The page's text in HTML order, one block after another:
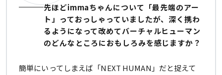
先ほどimmaちゃんについて「最先端のアー
ト」っておっしゃっていましたが、深く携わ
るようになって改めてバーチャルヒューマン
のどんなところにおもしろみを感じますか？
簡単にいってしまえば「NEXT HUMAN」だと捉えて